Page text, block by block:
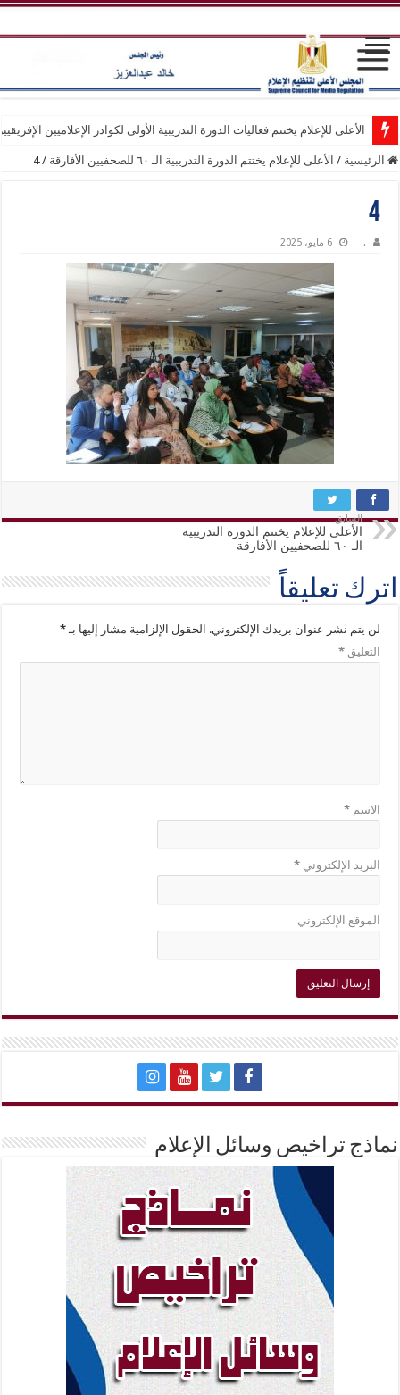
الأعلى للإعلام يختتم فعاليات الدورة التدريبية الأولى لكوادر الإعلاميين
الرئيسية / الأعلى للإعلام يختتم الدورة التدريبية الـ ٦٠ للصحفيين الأفارقة /
4
4
. 6 مايو، 2025
السابق
الأعلى للإعلام يختتم الدورة التدريبية
الـ ٦٠ للصحفيين الأفارقة
اترك تعليقاً
لن يتم نشر عنوان بريدك الإلكتروني. الحقول الإلزامية مشار إليها بـ*
التعليق*
الاسم*
البريد الإلكتروني*
الموقع الإلكتروني
نماذج تراخيص وسائل الإعلام